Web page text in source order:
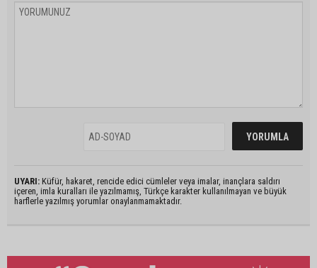
UYARI: Küfür, hakaret, rencide edici cümleler veya imalar, inançlara saldırı
içeren, imla kuralları ile yazılmamış, Türkçe karakter kullanılmayan ve büyük
harflerle yazılmış yorumlar onaylanmamaktadır.